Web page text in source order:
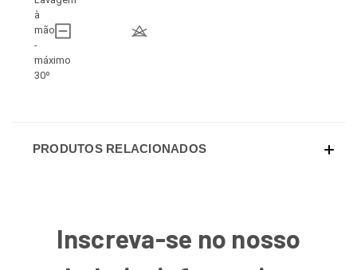
PRODUTOS RELACIONADOS
Inscreva-se no nosso